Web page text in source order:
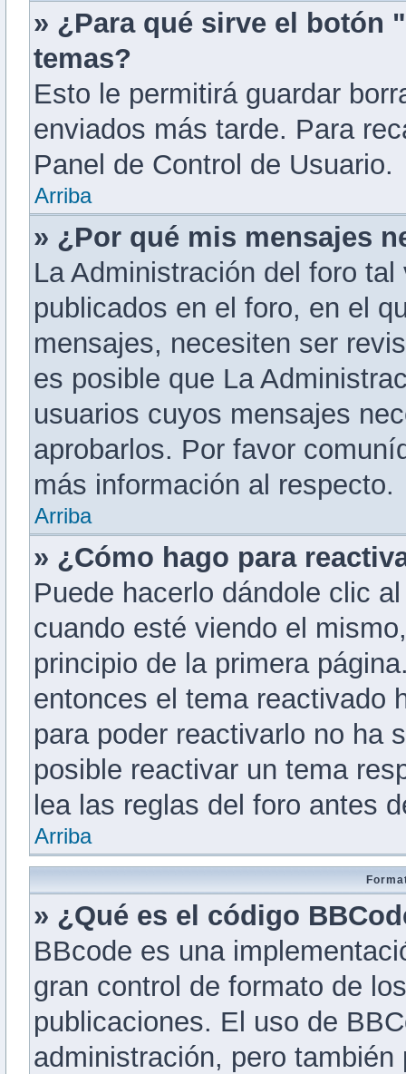
» ¿Para qué sirve el botón
temas?
Esto le permitirá guardar
enviados más tarde. Para
Panel de Control de Usuario.
Arriba
» ¿Por qué mis mensajes
La Administración del foro
publicados en el foro, en el
mensajes, necesiten ser
es posible que La
usuarios cuyos mensajes
aprobarlos. Por favor
más información al respecto.
Arriba
» ¿Cómo hago para
Puede hacerlo dándole clic
cuando esté viendo el
principio de la primera
entonces el tema reactivado
para poder reactivarlo no ha
posible reactivar un tema
lea las reglas del foro antes
Arriba
» ¿Qué es el código
BBcode es una
gran control de formato de
publicaciones. El uso de
administración, pero